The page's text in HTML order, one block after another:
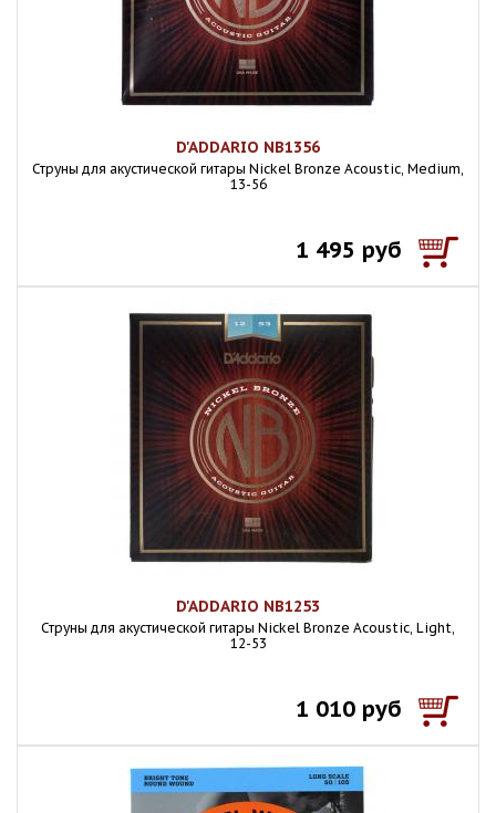
D'ADDARIO NB1356
Струны для акустической гитары Nickel Bronze Acoustic, Medium,
13-56
1 495 руб
D'ADDARIO NB1253
Струны для акустической гитары Nickel Bronze Acoustic, Light,
12-53
1 010 руб